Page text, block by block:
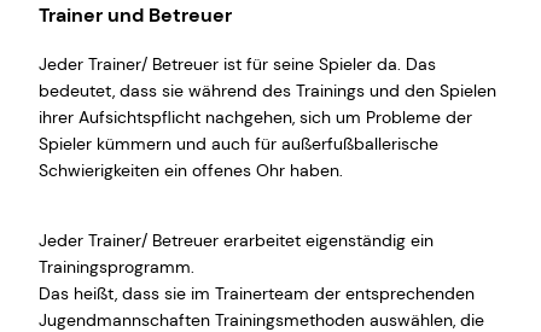
Trainer und Betreuer
Jeder Trainer/ Betreuer ist für seine Spieler da. Das
bedeutet, dass sie während des Trainings und den Spielen
ihrer Aufsichtspflicht nachgehen, sich um Probleme der
Spieler kümmern und auch für außerfußballerische
Schwierigkeiten ein offenes Ohr haben.
Jeder Trainer/ Betreuer erarbeitet eigenständig ein
Trainingsprogramm.
Das heißt, dass sie im Trainerteam der entsprechenden
Jugendmannschaften Trainingsmethoden auswählen, die